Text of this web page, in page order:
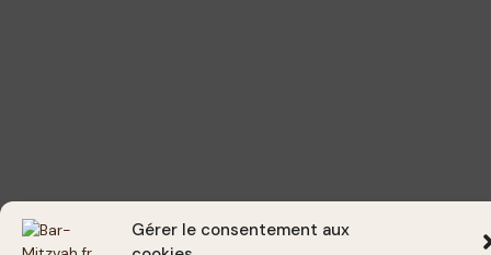
Gérer le consentement aux